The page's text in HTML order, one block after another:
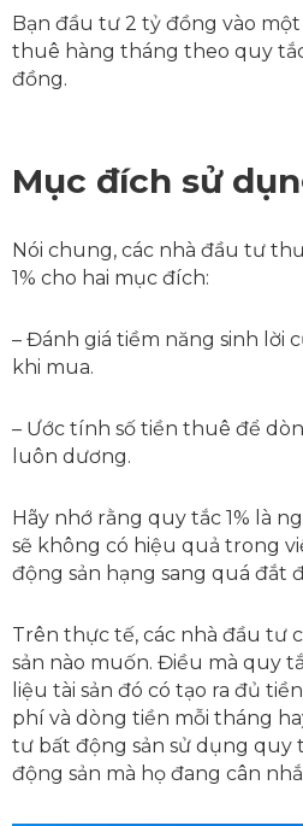
Bạn đầu tư 2 tỷ đồng vào
thuê hàng tháng theo quy
đồng.
Mục đích sử
Nói chung, các nhà đầu tư
1% cho hai mục đích:
– Đánh giá tiềm năng sinh lời
khi mua.
– Ước tính số tiền thuê để
luôn dương.
Hãy nhớ rằng quy tắc 1% là
sẽ không có hiệu quả trong
động sản hạng sang quá đắt
Trên thực tế, các nhà đầu tư
sản nào muốn. Điều mà quy
liệu tài sản đó có tạo ra đủ
phí và dòng tiền mỗi tháng
tư bất động sản sử dụng quy
động sản mà họ đang cân